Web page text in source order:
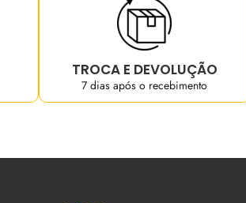
TROCA E DEVOLUÇÃO
7 dias após o recebimento